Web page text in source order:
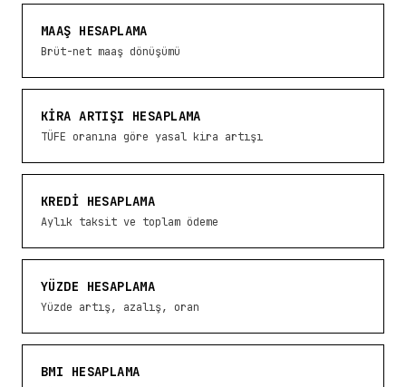
MAAŞ HESAPLAMA
Brüt-net maaş dönüşümü
KIRA ARTIŞI HESAPLAMA
TÜFE oranına göre yasal kira artışı
KREDI HESAPLAMA
Aylık taksit ve toplam ödeme
YÜZDE HESAPLAMA
Yüzde artış, azalış, oran
BMI HESAPLAMA